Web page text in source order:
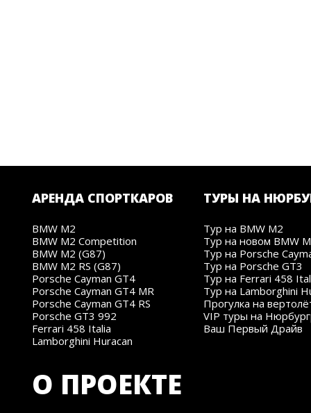
АРЕНДА СПОРТКАРОВ
BMW M2
BMW M2 Competition
BMW M2 (G87)
BMW M2 RS (G87)
Porsche Cayman GT4
Porsche Cayman GT4 MR
Porsche Cayman GT4 RS
Porsche GT3 992
Ferrari 458 Italia
Lamborghini Huracan
ТУРЫ НА
Тур на BMW M2
Тур на новом BMW
Тур на Porsche
Тур на Porsche GT3
Тур на Ferrari 458
Тур на Lamborghini
Прогулка на
VIP туры на
Ваш Первый Драйв
О ПРОЕКТЕ